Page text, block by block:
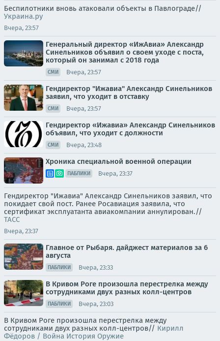
Беспилотники вновь атаковали объекты в Павлограде//
Украина.ру
Вчера, 23:57
Генеральный директор «ИжАвиа» Александр
Синельников объявил о своем уходе с поста,
который он занимал с 2018 года
СМИ Вчера, 23:57
Гендиректор "Ижавиа" Александр Синельников
заявил, что уходит в отставку
СМИ Вчера, 23:57
Гендиректор «Ижавиа» Александр Синельников
объявил, что уходит с должности
СМИ Вчера, 23:48
Хроника специальной военной операции
ПАБЛИКИ Вчера, 23:37
Гендиректор "Ижавиа" Александр Синельников заявил, что
покидает свой пост. Ранее Росавиация заявила, что
сертификат эксплуатанта авиакомпании аннулирован.//
ТАСС
Вчера, 23:37
Главное от Рыбаря. дайджест материалов за 6
августа
ПАБЛИКИ Вчера, 23:33
В Кривом Роге произошла перестрелка между
сотрудниками двух разных колл-центров
ПАБЛИКИ Вчера, 23:03
В Кривом Роге произошла перестрелка между
сотрудниками двух разных колл-центров// Кирилл
Фёдоров / Война История Оружие